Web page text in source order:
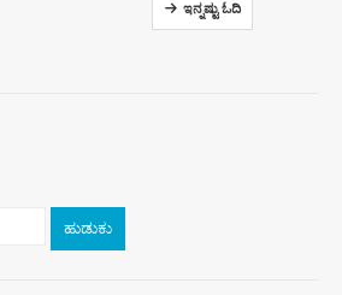
ಇನ್ನಷ್ಟು ಓದಿ
ಹುಡುಕು